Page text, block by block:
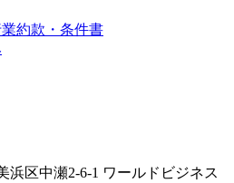
約款・条件書
浜区中瀬2-6-1 ワールドビジネス